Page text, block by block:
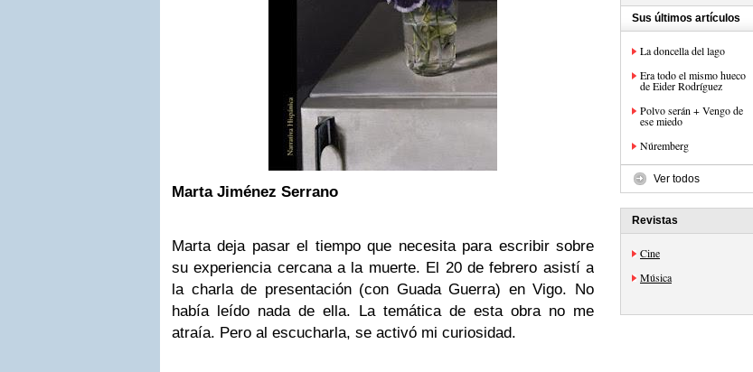
Marta Jiménez Serrano
Marta deja pasar el tiempo que necesita para escribir sobre
su experiencia cercana a la muerte. El 20 de febrero asistí a
la charla de presentación (con Guada Guerra) en Vigo. No
había leído nada de ella. La temática de esta obra no me
atraía. Pero al escucharla, se activó mi curiosidad.
Sus últimos artículos
La doncella del lago
Era todo el mismo hueco
de Eider Rodríguez
Polvo serán + Vengo de
ese miedo
Núremberg
Ver todos
Revistas
Cine
Música